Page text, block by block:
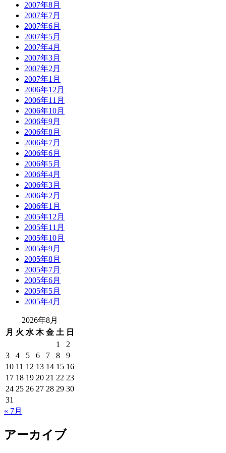
2007年8月
2007年7月
2007年6月
2007年5月
2007年4月
2007年3月
2007年2月
2007年1月
2006年12月
2006年11月
2006年10月
2006年9月
2006年8月
2006年7月
2006年6月
2006年5月
2006年4月
2006年3月
2006年2月
2006年1月
2005年12月
2005年11月
2005年10月
2005年9月
2005年8月
2005年7月
2005年6月
2005年5月
2005年4月
2026年8月
月 火 水 木 金 土 日
1
2
3
4 5 6 7 8
9
10 11 12 13 14 15 16
17 18 19 20 21 22 23
24 25 26 27 28 29 30
31
« 7月
アーカイブ